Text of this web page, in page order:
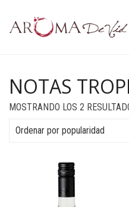
NOTAS
MOSTRANDO LOS 2
Ordenar por popularidad